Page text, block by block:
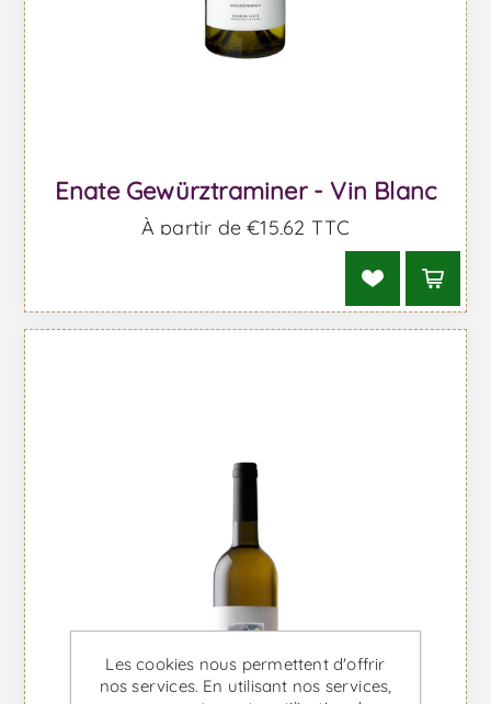
Enate Gewürztraminer - Vin Blanc
À partir de €15,62 TTC
Les cookies nous permettent d'offrir
nos services. En utilisant nos services,